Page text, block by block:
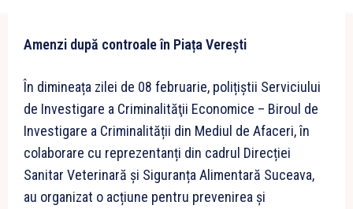
Amenzi după controale în Piața Verești
În dimineața zilei de 08 februarie, polițiștii Serviciului
de Investigare a Criminalităţii Economice – Biroul de
Investigare a Criminalității din Mediul de Afaceri, în
colaborare cu reprezentanți din cadrul Direcției
Sanitar Veterinară și Siguranța Alimentară Suceava,
au organizat o acțiune pentru prevenirea și